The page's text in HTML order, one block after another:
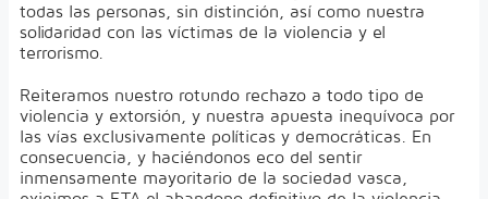
todas las personas, sin distinción, así como nuestra
solidaridad con las víctimas de la violencia y el
terrorismo.
Reiteramos nuestro rotundo rechazo a todo tipo de
violencia y extorsión, y nuestra apuesta inequívoca por
las vías exclusivamente políticas y democráticas. En
consecuencia, y haciéndonos eco del sentir
inmensamente mayoritario de la sociedad vasca,